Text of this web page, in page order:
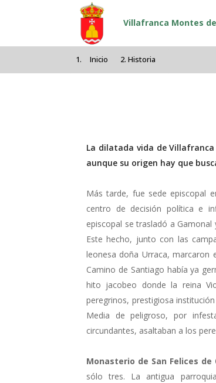
Pasar al contenido
Villafranca Montes
Inicio Historia
La dilatada vida de
aunque su origen hay que
Más tarde, fue sede episcopal
centro de decisión política e
episcopal se trasladó a
Este hecho, junto con las
leonesa doña Urraca, marcaron
Camino de Santiago había ya
hito jacobeo donde la reina
peregrinos, prestigiosa
Media de peligroso, por
circundantes, asaltaban a los
Monasterio de San Felices de
sólo tres. La antigua